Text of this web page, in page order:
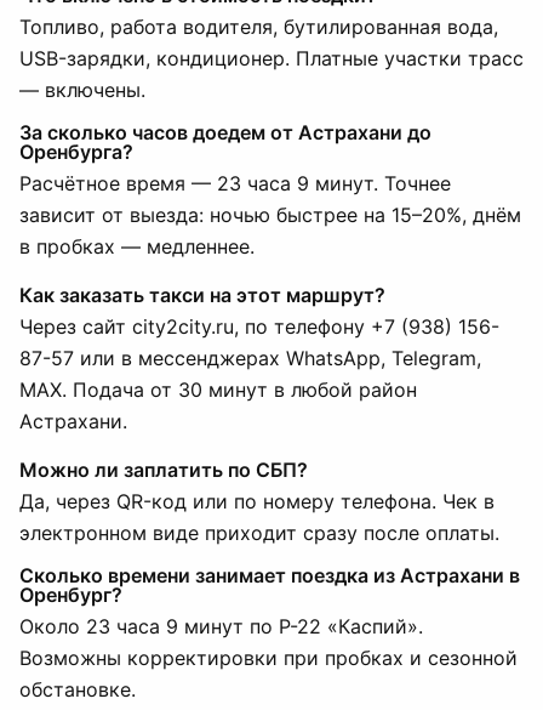
Топливо, работа водителя, бутилированная вода,
USB-зарядки, кондиционер. Платные участки трасс
— включены.
За сколько часов доедем от Астрахани до
Оренбурга?
Расчётное время — 23 часа 9 минут. Точнее
зависит от выезда: ночью быстрее на 15–20%, днём
в пробках — медленнее.
Как заказать такси на этот маршрут?
Через сайт city2city.ru, по телефону +7 (938) 156-
87-57 или в мессенджерах WhatsApp, Telegram,
MAX. Подача от 30 минут в любой район
Астрахани.
Можно ли заплатить по СБП?
Да, через QR-код или по номеру телефона. Чек в
электронном виде приходит сразу после оплаты.
Сколько времени занимает поездка из Астрахани в
Оренбург?
Около 23 часа 9 минут по Р-22 «Каспий».
Возможны корректировки при пробках и сезонной
обстановке.